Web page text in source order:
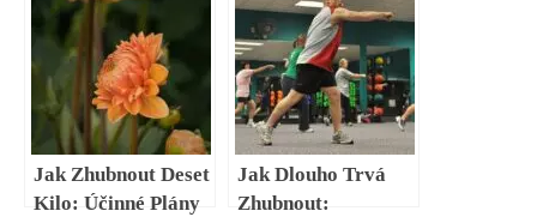
Jak Zhubnout Deset
Kilo: Účinné Plány
Jak Dlouho Trvá
Zhubnout: